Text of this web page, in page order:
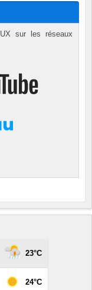
sur les réseaux